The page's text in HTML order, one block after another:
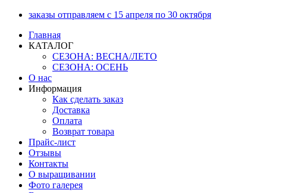
Перейти
содержимому
заказы отправляем с 15 апреля по 30 октября
Главная
КАТАЛОГ
СЕЗОНА: ВЕСНА/ЛЕТО
СЕЗОНА: ОСЕНЬ
О нас
Информация
Как сделать заказ
Доставка
Оплата
Возврат товара
Прайс-лист
Отзывы
Контакты
О выращивании
Фото галерея